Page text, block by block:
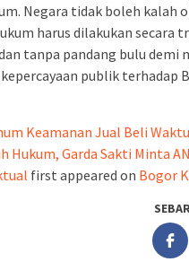
Negara tidak boleh kalah
harus dilakukan secara
tanpa pandang bulu demi
publik terhadap
Keamanan Jual Beli
Hukum, Garda Sakti Minta
first appeared on Bogor